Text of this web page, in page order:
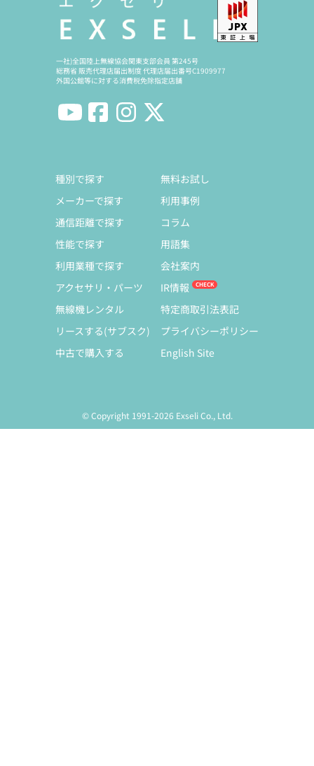
一社)全国陸上無線協会関東支部会員 第245号
総務省 販売代理店届出制度 代理店届出番号C1909977
外国公館等に対する消費税免除指定店舗
種別で探す
メーカーで探す
通信距離で探す
性能で探す
利用業種で探す
アクセサリ・パーツ
無線機レンタル
リースする(サブスク)
中古で購入する
無料お試し
利用事例
コラム
用語集
会社案内
IR情報
特定商取引法表記
プライバシーポリシー
English Site
© Copyright 1991-2026 Exseli Co., Ltd.